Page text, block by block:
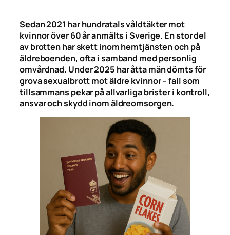
Sedan 2021 har hundratals våldtäkter mot
kvinnor över 60 år anmälts i Sverige. En stor del
av brotten har skett inom hemtjänsten och på
äldreboenden, ofta i samband med personlig
omvårdnad. Under 2025 har åtta män dömts för
grova sexualbrott mot äldre kvinnor – fall som
tillsammans pekar på allvarliga brister i kontroll,
ansvar och skydd inom äldreomsorgen.